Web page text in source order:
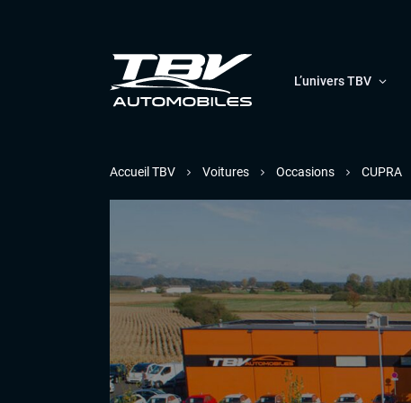
L’univers TBV
Accueil TBV Voitures Occasions CUPRA